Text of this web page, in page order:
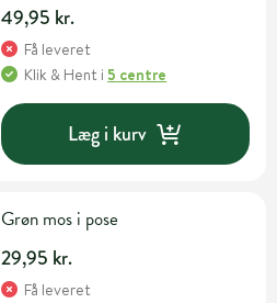
49,95 kr.
Få leveret
Klik & Hent i5 centre
Læg i kurv
Grøn mos i pose
29,95 kr.
Få leveret